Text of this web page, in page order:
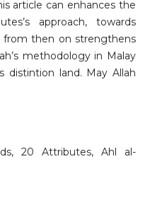
article can enhances the
approach, towards
from then on strengthens
methodology in Malay
distintion land. May Allah
20 Attributes, Ahl al-